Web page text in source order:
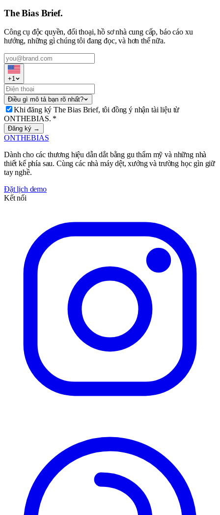
The Bias Brief.
Công cụ độc quyền, đối thoại, hồ sơ nhà cung cấp, báo cáo xu
hướng, những gì chúng tôi đang đọc, và hơn thế nữa.
+1
Điều gì mô tả bạn rõ nhất?
Khi đăng ký The Bias Brief, tôi đồng ý nhận tài liệu từ
ONTHEBIAS. *
Đăng ký →
ONTHEBIAS
Dành cho các thương hiệu dẫn dắt bằng gu thẩm mỹ và những nhà
thiết kế phía sau. Cùng các nhà máy dệt, xưởng và trường học gìn giữ
tay nghề.
Đặt lịch demo
Kết nối